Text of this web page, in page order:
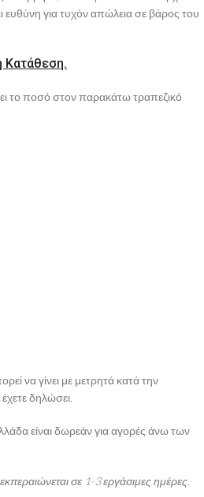
ευθύνη για τυχόν απώλεια σε βάρος του
Κατάθεση.
το ποσό στον παρακάτω τραπεζικό
να γίνει με μετρητά κατά την
δηλώσει.
είναι δωρεάν για αγορές άνω των
σε 1-3 εργάσιμες ημέρες.